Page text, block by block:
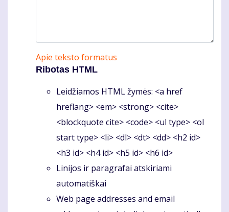
Apie teksto formatus
Ribotas HTML
Leidžiamos HTML žymės: <a href
hreflang> <em> <strong> <cite>
<blockquote cite> <code> <ul type> <ol
start type> <li> <dl> <dt> <dd> <h2 id>
<h3 id> <h4 id> <h5 id> <h6 id>
Linijos ir paragrafai atskiriami
automatiškai
Web page addresses and email